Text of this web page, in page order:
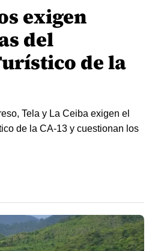
exigen
del
de la
Tela y La Ceiba exigen el
de la CA-13 y cuestionan los